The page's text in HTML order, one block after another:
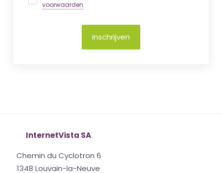
voorwaarden
Inschrijven
InternetVista SA
Chemin du Cyclotron 6
1348 Louvain-la-Neuve